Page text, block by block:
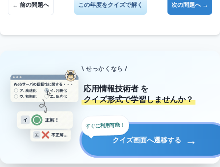
← 前の問題へ この年度をクイズで解く 次の問題へ →
\ せっかくなら /
応用情報技術者 を
クイズ形式で学習しませんか？
クイズ画面へ遷移する →
すぐに利用可能！